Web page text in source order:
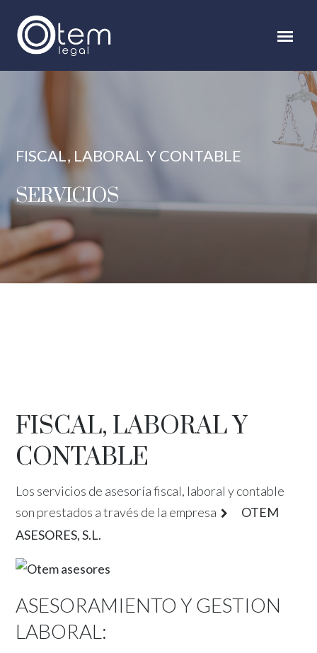
FISCAL, LABORAL Y CONTABLE
SERVICIOS
FISCAL, LABORAL Y
CONTABLE
Los servicios de asesoría fiscal, laboral y contable
son prestados a través de la empresa
OTEM
ASESORES, S.L.
ASESORAMIENTO Y GESTION
LABORAL: